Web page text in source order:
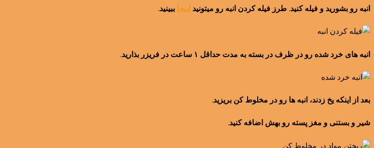
انبه رو بشورید و فیله کنید. طرز فیله کردن انبه رو میتونید اینجا ببینید.
انبه های خرد شده رو در ظرف در بسته به مدت حداقل ۱ ساعت در فریزر بذارید.
بعد از اینکه یخ زدند، انبه ها رو در مخلوط کن بریزید.
شیر و بستنی و مغز پسته رو بهش اضافه کنید.